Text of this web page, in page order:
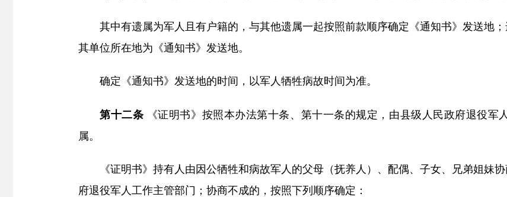
其中有遗属为军人且有户籍的，与其他遗属一起按照前款顺序确定《通知书》发送地
其单位所在地为《通知书》发送地。
确定《通知书》发送地的时间，以军人牺牲病故时间为准。
第十二条
《证明书》按照本办法第十条、第十一条的规定，由县级人民政府退役
属。
《证明书》持有人由因公牺牲和病故军人的父母（抚养人）、配偶、子女、兄弟姐妹
府退役军人工作主管部门；协商不成的，按照下列顺序确定：